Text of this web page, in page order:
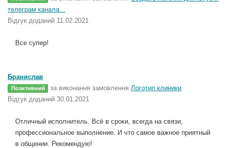
телеграм канала...
Відгук доданий 11.02.2021
Все супер!
Бранислав
Позитивний за виконання замовленняЛоготип клиники
Відгук доданий 30.01.2021
Отличный исполнитель. Всё в сроки, всегда на связи,
профессиональное выполнение. И что самое важное приятный
в общении. Рекомендую!